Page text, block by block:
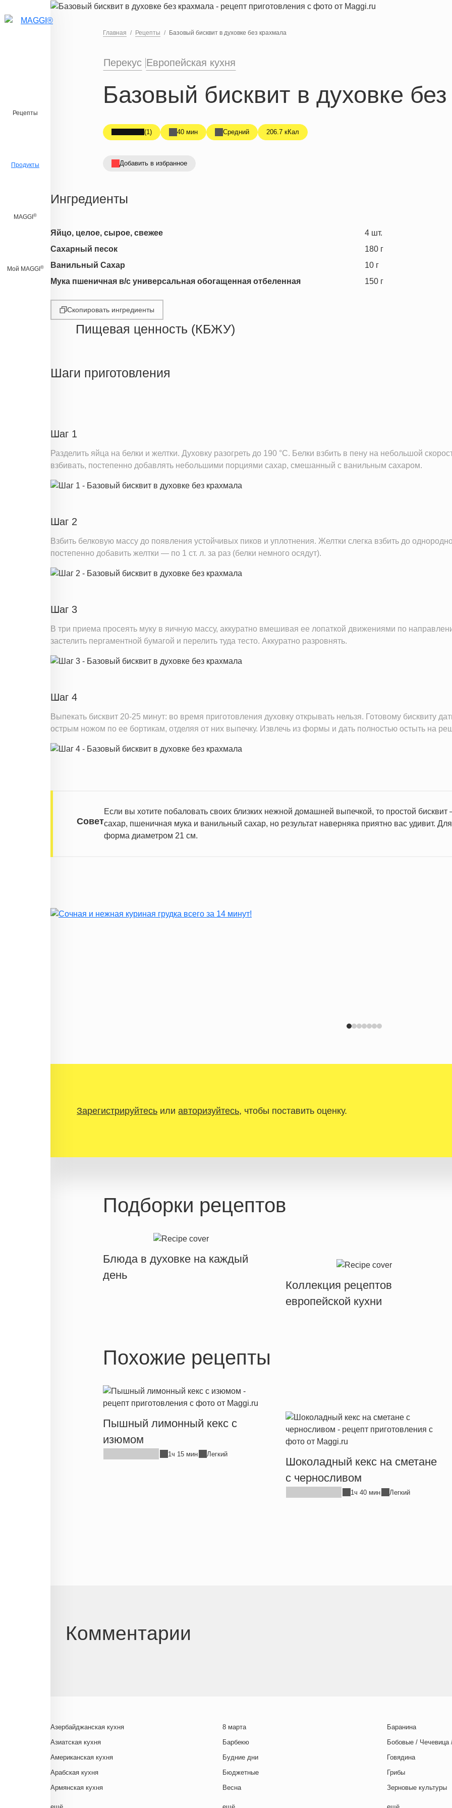
Перейти к основному содержанию
Рецепты
Продукты
MAGGI ®
Мой MAGGI ®
Главная Рецепты Базовый бисквит в духовке без крахмала
Перекус Европейская кухня
Базовый бисквит в духовке
(1) 40 мин Средний 206.7 кКал
Добавить в избранное
Ингредиенты
Яйцо, целое, сырое, свежее 4 шт.
Сахарный песок
180 г
Ванильный Сахар
10 г
Мука пшеничная в/с универсальная обогащенная отбеленная
150 г
Скопировать ингредиенты
Пищевая ценность (КБЖУ)
Белки
Железо
1.5 мг
Насыщенные жиры
Шаги приготовления
Шаг 1
Разделить яйца на белки и желтки. Духовку разогреть до 190 °C. Белки взбить в пену на небольшой
взбивать, постепенно добавлять небольшими порциями сахар, смешанный с ванильным сахаром.
Шаг 2
Взбить белковую массу до появления устойчивых пиков и уплотнения. Желтки слегка взбить до
постепенно добавить желтки — по 1 ст. л. за раз (белки немного осядут).
Шаг 3
В три приема просеять муку в яичную массу, аккуратно вмешивая ее лопаткой движениями по
застелить пергаментной бумагой и перелить туда тесто. Аккуратно разровнять.
Шаг 4
Выпекать бисквит 20-25 минут: во время приготовления духовку открывать нельзя. Готовому бисквиту
острым ножом по ее бортикам, отделяя от них выпечку. Извлечь из формы и дать полностью остыть на
Совет
Если вы хотите побаловать своих близких нежной домашней выпечкой, то простой
сахар, пшеничная мука и ванильный сахар, но результат наверняка приятно вас удивит.
форма диаметром 21 см.
Зарегистрируйтесьили авторизуйтесь, чтобы поставить оценку.
Подборки рецептов
Блюда в духовке на каждый
день
Коллекция рецептов
европейской кухни
Похожие рецепты
Пышный лимонный кекс с
изюмом
1ч 15 мин Легкий
Шоколадный кекс на сметане
с черносливом
1ч 40 мин Легкий
Комментарии
Азербайджанская кухня
Азиатская кухня
Американская кухня
Арабская кухня
Армянская кухня
Белорусская
8 марта
Барбекю
Будние дни
Бюджетные
Весна
Выходные дни
Баранина
Бобовые / Чечевица
Говядина
Грибы
Зерновые культуры
Картофель